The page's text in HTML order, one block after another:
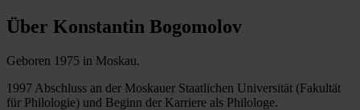
Über Konstantin Bogomolov
Geboren 1975 in Moskau.
1997 Abschluss an der Moskauer Staatlichen Universität (Fakultät
für Philologie) und Beginn der Karriere als Philologe.